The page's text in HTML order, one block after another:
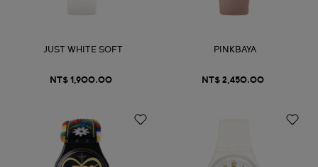
JUST WHITE SOFT
NT$ 1,900.00
PINKBAYA
NT$ 2,450.00